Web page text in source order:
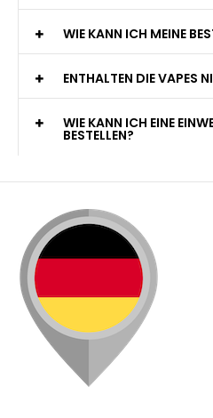
WIE KANN ICH MEINE
ENTHALTEN DIE VAPES
WIE KANN ICH EINE
BESTELLEN?